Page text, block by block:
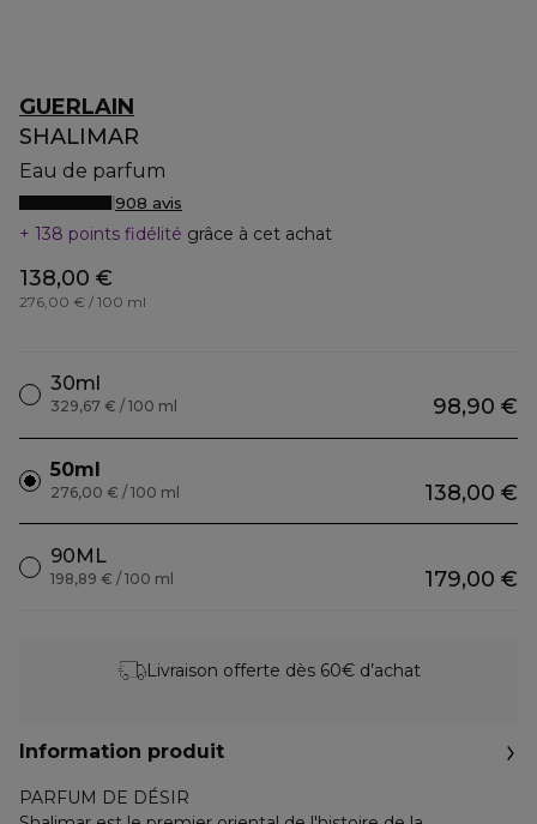
GUERLAIN
SHALIMAR
Eau de parfum
908 avis
138 points fidélité grâce à cet achat
138,00 €
276,00 € / 100 ml
30ml
98,90 €
329,67 € / 100 ml
50ml
138,00 €
276,00 € / 100 ml
90ML
179,00 €
198,89 € / 100 ml
Livraison offerte dès 60€ d’achat
Information produit
PARFUM DE DÉSIR